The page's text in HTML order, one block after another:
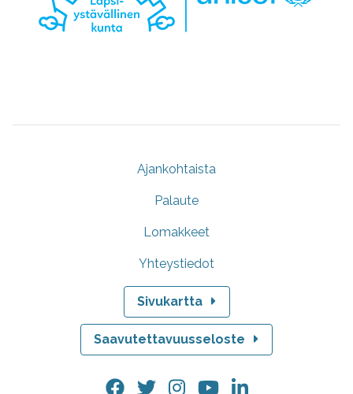
Ajankohtaista
Palaute
Lomakkeet
Yhteystiedot
Sivukartta
Saavutettavuusseloste
Facebook.
Twitter.
Instagram.
YouTube.
LinkedIn.